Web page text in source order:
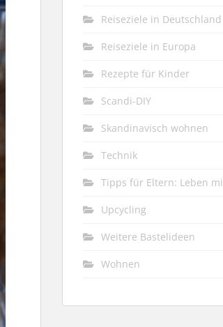
Reiseziele in Deutschland
Reiseziele in Europa
Rezepte für Kinder
Scandi-DIY
Skandinavisch wohnen
Technik
Tipps für Eltern: Leben
Upcycling
Weitere Bastelideen
Wohnen